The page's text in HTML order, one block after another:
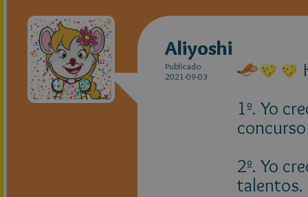
Aliyoshi
Publicado
2021-09-03
1º. Yo
2º. Yo
talentos.